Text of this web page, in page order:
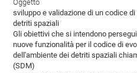
Oggetto
sviluppo e validazione di un codice
detriti spaziali
Gli obiettivi che si intendono
nuove funzionalità per il codice di
dell'ambiente dei detriti spaziali
(SDM)